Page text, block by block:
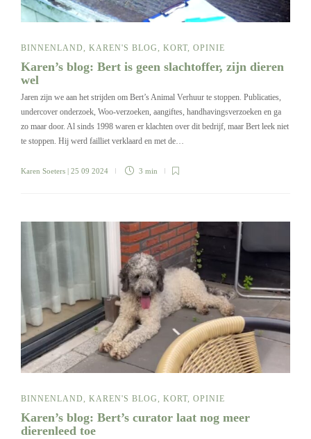
BINNENLAND, KAREN'S BLOG, KORT, OPINIE
Karen’s blog: Bert is geen slachtoffer, zijn dieren
wel
Jaren zijn we aan het strijden om Bert’s Animal Verhuur te stoppen. Publicaties,
undercover onderzoek, Woo-verzoeken, aangiftes, handhavingsverzoeken en ga
zo maar door. Al sinds 1998 waren er klachten over dit bedrijf, maar Bert leek niet
te stoppen. Hij werd failliet verklaard en met de…
Karen Soeters | 25 09 2024 3 min
BINNENLAND, KAREN'S BLOG, KORT, OPINIE
Karen’s blog: Bert’s curator laat nog meer
dierenleed toe